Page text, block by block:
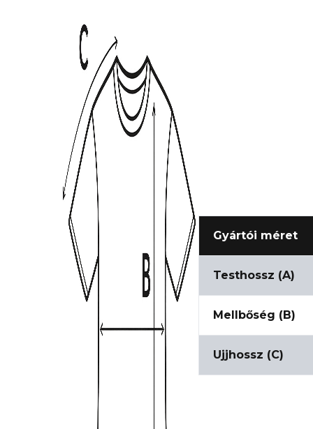
Gyártói méret
Testhossz (A)
Mellbőség (B)
Ujjhossz (C)